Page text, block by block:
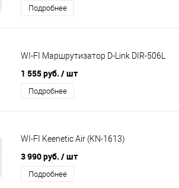
Подробнее
WI-FI Маршрутизатор D-Link DIR-506L
1 555 руб. / шт
Подробнее
WI-FI Keenetic Air (KN-1613)
3 990 руб. / шт
Подробнее